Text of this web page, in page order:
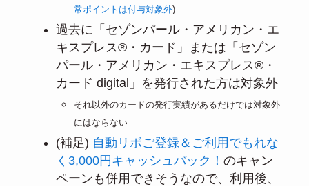
常ポイントは付与対象外)
過去に「セゾンパール・アメリカン・エ
キスプレス®・カード」または「セゾン
パール・アメリカン・エキスプレス®・
カード digital」を発行された方は対象外
それ以外のカードの発行実績があるだけでは対象外
にはならない
(補足) 自動リボご登録＆ご利用でもれな
く3,000円キャッシュバック！ のキャン
ペーンも併用できそうなので、利用後、